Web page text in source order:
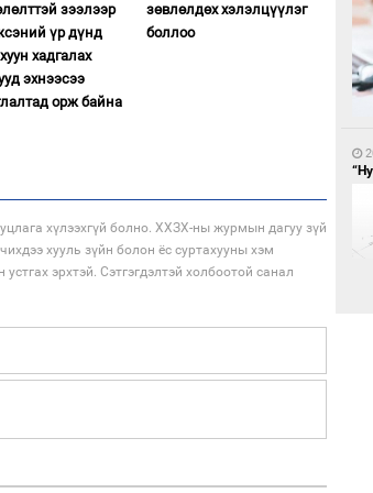
зээлээр
үр дүнд
хадгалах
эхнээсээ
орж байна
зөвлөлдөх хэлэлцүүлэг
боллоо
хүлээхгүй болно. ХХЗХ-ны журмын дагуу зүй
хууль зүйн болон ёс суртахууны хэм
эрхтэй. Сэтгэгдэлтэй холбоотой санал